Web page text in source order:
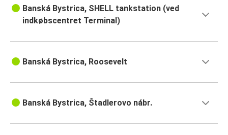
Banská Bystrica, SHELL tankstation (ved
indkøbscentret Terminal)
Banská Bystrica, Roosevelt
Banská Bystrica, Štadlerovo nábr.